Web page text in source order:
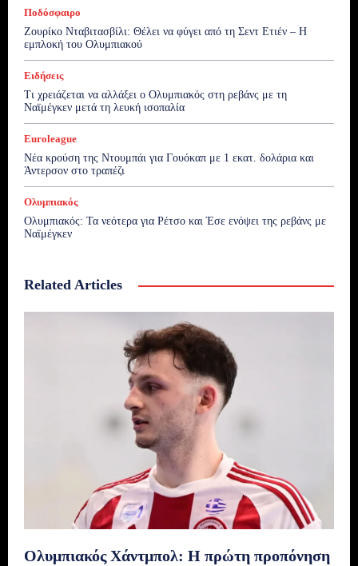
Ποδόσφαιρο
Ζουρίκο Νταβιτασβίλι: Θέλει να φύγει από τη Σεντ Ετιέν – Η
εμπλοκή του Ολυμπιακού
Ειδήσεις
Τι χρειάζεται να αλλάξει ο Ολυμπιακός στη ρεβάνς με τη
Ναϊμέγκεν μετά τη λευκή ισοπαλία
Euroleague
Νέα κρούση της Ντουμπάι για Γουόκαπ με 1 εκατ. δολάρια και
Άντερσον στο τραπέζι
Ολυμπιακός
Ολυμπιακός: Τα νεότερα για Ρέτσο και Έσε ενόψει της ρεβάνς με
Ναϊμέγκεν
Related Articles
Ολυμπιακός Χάντμπολ: Η πρώτη προπόνηση